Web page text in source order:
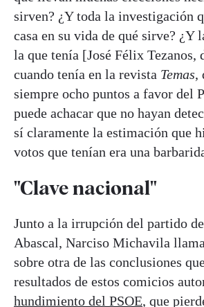
sirven? ¿Y toda la investigación
casa en su vida de qué sirve? ¿Y
la que tenía [José Félix
cuando tenía en la revista Temas,
siempre ocho puntos a favor del
puede achacar que no hayan
sí claramente la estimación que
votos que tenían era una
"Clave nacional"
Junto a la irrupción del partido
Abascal, Narciso Michavila
sobre otra de las conclusiones
resultados de estos comicios
hundimiento del PSOE, que